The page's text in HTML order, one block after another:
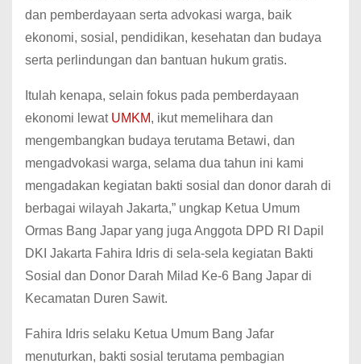
dan pemberdayaan serta advokasi warga, baik
ekonomi, sosial, pendidikan, kesehatan dan budaya
serta perlindungan dan bantuan hukum gratis.
Itulah kenapa, selain fokus pada pemberdayaan
ekonomi lewat UMKM, ikut memelihara dan
mengembangkan budaya terutama Betawi, dan
mengadvokasi warga, selama dua tahun ini kami
mengadakan kegiatan bakti sosial dan donor darah di
berbagai wilayah Jakarta,” ungkap Ketua Umum
Ormas Bang Japar yang juga Anggota DPD RI Dapil
DKI Jakarta Fahira Idris di sela-sela kegiatan Bakti
Sosial dan Donor Darah Milad Ke-6 Bang Japar di
Kecamatan Duren Sawit.
Fahira Idris selaku Ketua Umum Bang Jafar
menuturkan, bakti sosial terutama pembagian